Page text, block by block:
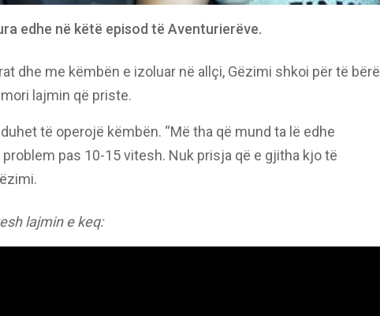
edhe në këtë episod të Aventurierëve.
dhe me këmbën e izoluar në allçi, Gëzimi shkoi për të bërë
lajmin që priste.
të operojë këmbën. “Më tha që mund ta lë edhe
pas 10-15 vitesh. Nuk prisja që e gjitha kjo të
lajmin e keq: